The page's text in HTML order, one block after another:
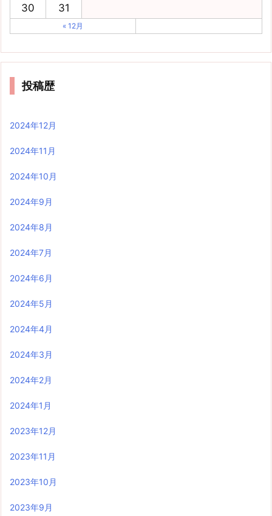
30
31
« 12月
投稿歴
2024年12月
2024年11月
2024年10月
2024年9月
2024年8月
2024年7月
2024年6月
2024年5月
2024年4月
2024年3月
2024年2月
2024年1月
2023年12月
2023年11月
2023年10月
2023年9月